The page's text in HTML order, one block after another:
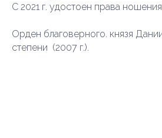
С 2021 г. удостоен права
Орден благоверного. князя
степени (2007 г.).